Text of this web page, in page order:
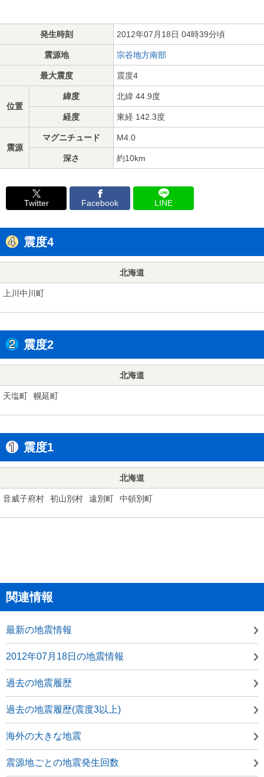
発生時刻 2012年07月18日 04時39分頃
震源地 宗谷地方南部
最大震度 震度4
位置
緯度 北緯 44.9度
経度 東経 142.3度
震源
マグニチュード M4.0
深さ 約10km
Twitter Facebook LINE
震度4
北海道
上川中川町
震度2
北海道
天塩町 幌延町
震度1
北海道
音威子府村 初山別村 遠別町 中頓別町
関連情報
最新の地震情報
2012年07月18日の地震情報
過去の地震履歴
過去の地震履歴(震度3以上)
海外の大きな地震
震源地ごとの地震発生回数